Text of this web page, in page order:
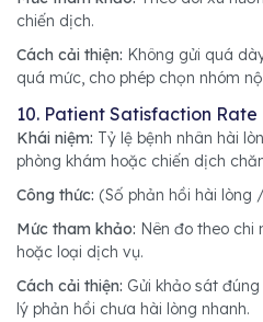
chiến dịch.
Cách cải thiện: Không gửi quá
quá mức, cho phép chọn nhóm
10. Patient Satisfaction Rate
Khái niệm: Tỷ lệ bệnh nhân hài
phòng khám hoặc chiến dịch
Công thức: (Số phản hồi hài lòng
Mức tham khảo: Nên đo theo chi
hoặc loại dịch vụ.
Cách cải thiện: Gửi khảo sát
lý phản hồi chưa hài lòng nhanh.